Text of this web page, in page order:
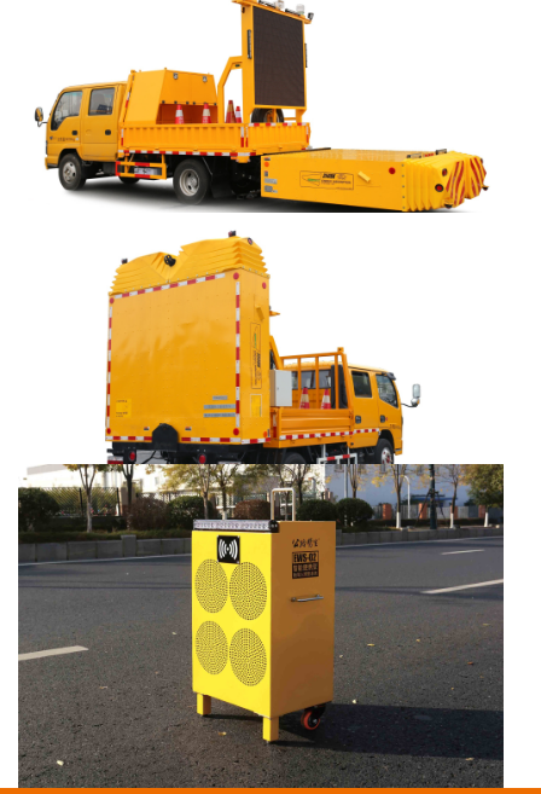
AT150 安全防撞车
AT130 安全防撞车
+MORE